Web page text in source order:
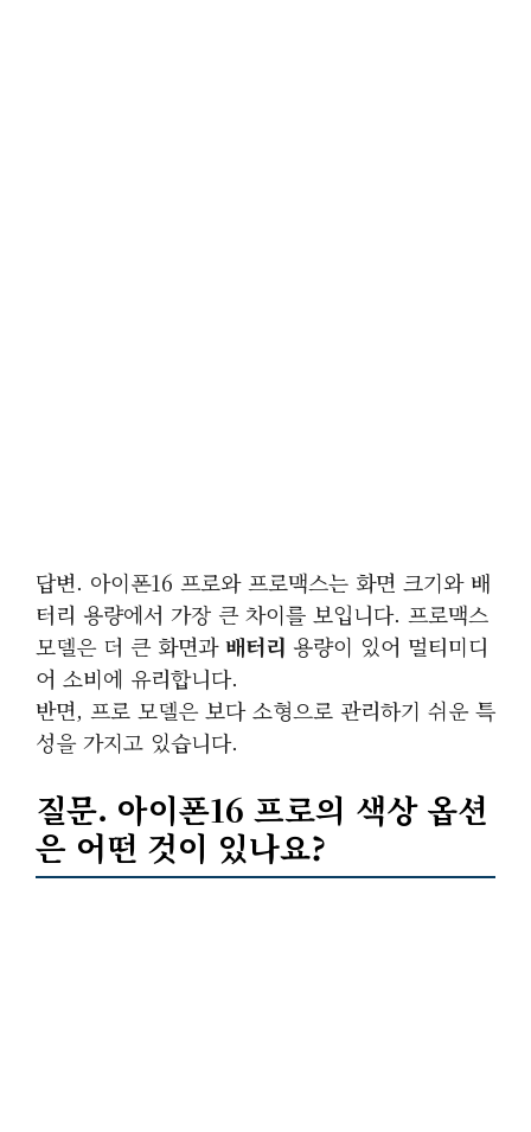
답변. 아이폰16 프로와 프로맥스는 화면 크기와 배
터리 용량에서 가장 큰 차이를 보입니다. 프로맥스
모델은 더 큰 화면과배터리 용량이 있어 멀티미디
어 소비에 유리합니다.
반면, 프로 모델은 보다 소형으로 관리하기 쉬운 특
성을 가지고 있습니다.
질문. 아이폰16 프로의 색상옵션
은 어떤 것이 있나요?